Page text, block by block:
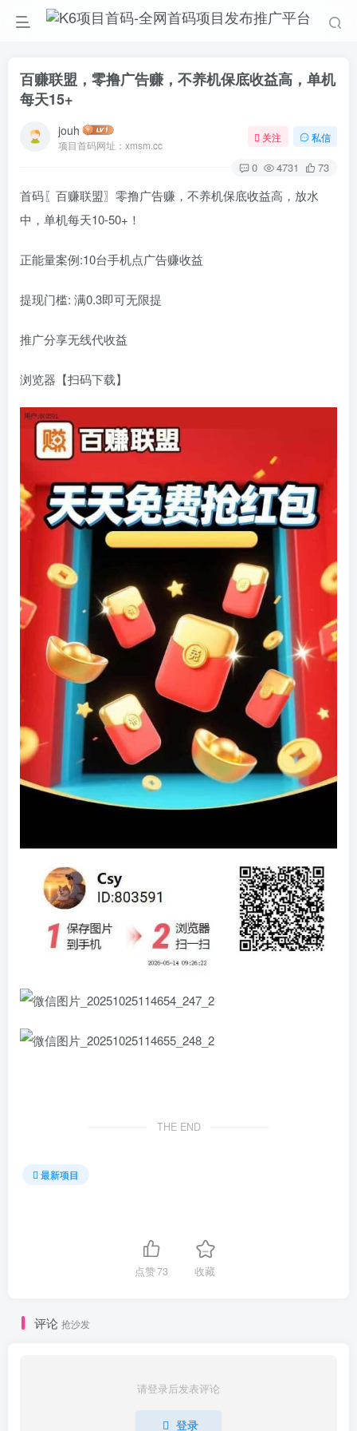
百赚联盟，零撸广告赚，不养机保底收益高，单机
每天15+
jouh
项目首码网址：xmsm.cc
关注 私信
0 4731 73
首码〖百赚联盟〗零撸广告赚，不养机保底收益高，放水
中，单机每天10-50+！
正能量案例:10台手机点广告赚收益
提现门槛: 满0.3即可无限提
推广分享无线代收益
浏览器【扫码下载】
THE END
最新项目
点赞73 收藏
评论 抢沙发
请登录后发表评论
登录